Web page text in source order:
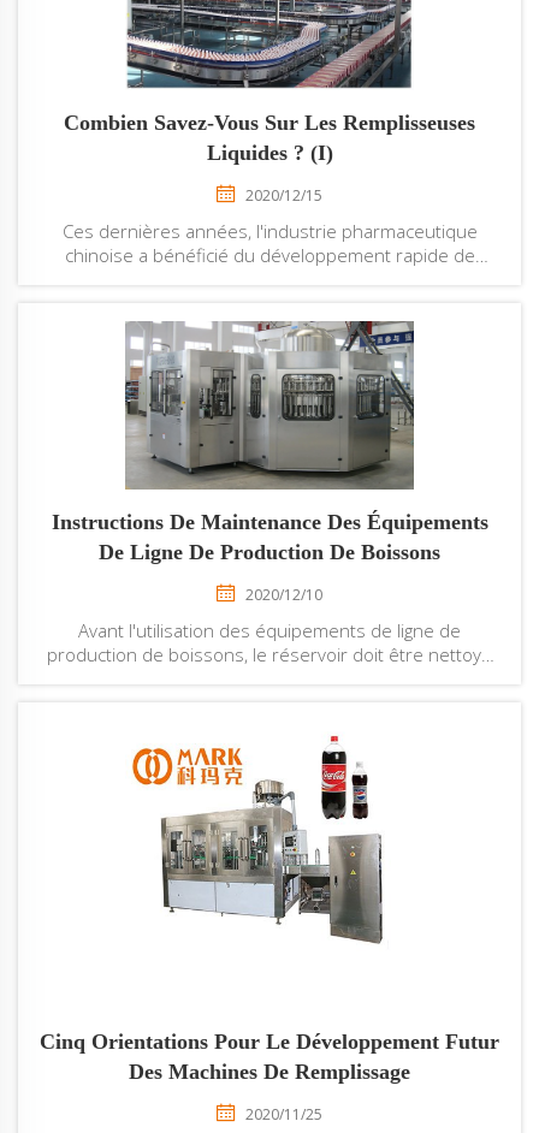
Combien Savez-Vous Sur Les Remplisseuses
Liquides ? (I)
2020/12/15
Ces dernières années, l'industrie pharmaceutique
chinoise a bénéficié du développement rapide de
de la politique de deux enfants, ce qui a entraîné une
demande intérieure croissante pour tous types de
médicaments...
Instructions De Maintenance Des Équipements
De Ligne De Production De Boissons
2020/12/10
Avant l'utilisation des équipements de ligne de
production de boissons, le réservoir doit être nettoyé
en ouvrant la tête du cylindre...
Cinq Orientations Pour Le Développement Futur
Des Machines De Remplissage
2020/11/25